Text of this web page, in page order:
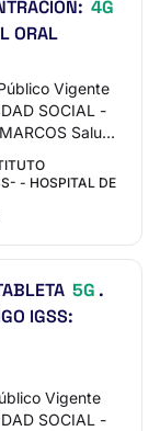
4G
ORAL
Vigente
SOCIAL -
Salud
- HOSPITAL DE
5G .
IGSS:
Vigente
SOCIAL -